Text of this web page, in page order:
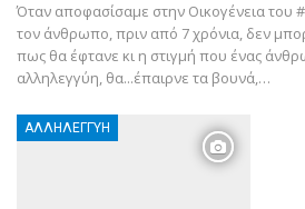
Όταν αποφασίσαμε στην Οικογένεια του
τον άνθρωπο, πριν από 7 χρόνια, δεν
πως θα έφτανε κι η στιγμή που ένας
αλληλεγγύη, θα...έπαιρνε τα βουνά,…
ΑΛΛΗΛΕΓΓΎΗ